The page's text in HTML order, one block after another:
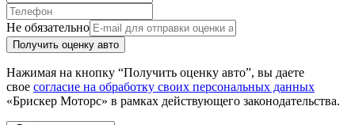
Не обязательно
Получить оценку авто
Нажимая на кнопку “Получить оценку авто”, вы даете
свое согласие на обработку своих персональных данных
«Брискер Моторс» в рамках действующего законодательства.